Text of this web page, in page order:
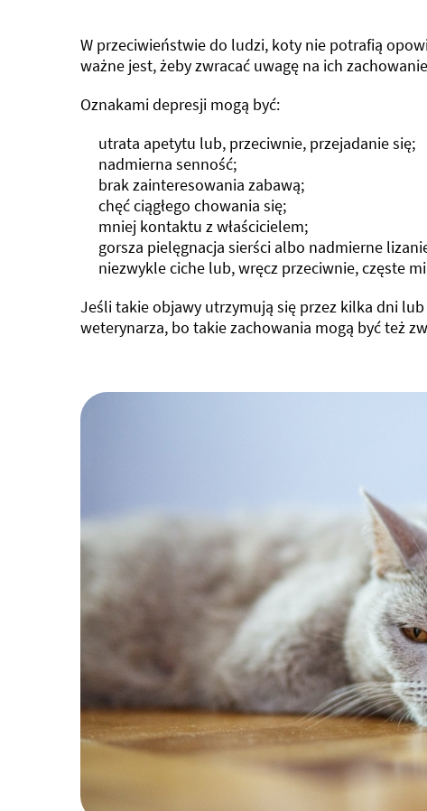
W przeciwieństwie do ludzi, koty nie potrafią
ważne jest, żeby zwracać uwagę na ich
Oznakami depresji mogą być:
utrata apetytu lub, przeciwnie, przejadanie się;
nadmierna senność;
brak zainteresowania zabawą;
chęć ciągłego chowania się;
mniej kontaktu z właścicielem;
gorsza pielęgnacja sierści albo nadmierne
niezwykle ciche lub, wręcz przeciwnie, częste
Jeśli takie objawy utrzymują się przez kilka dni
weterynarza, bo takie zachowania mogą być też